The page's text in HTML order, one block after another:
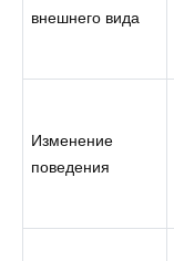
внешнего вида
Изменение
поведения